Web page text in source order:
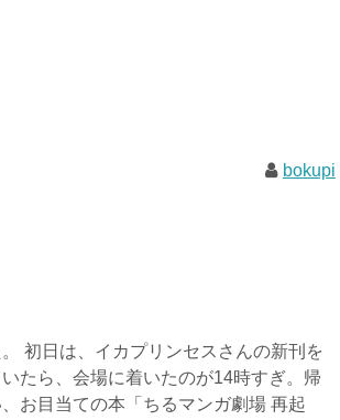
bokupi
初日は、イカプリンセスさんの新刊を
たら、会場に着いたのが14時すぎ。帰
お目当ての本「ちるマンガ劇場 再起